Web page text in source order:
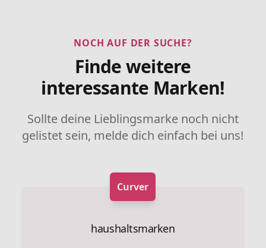
NOCH AUF DER SUCHE?
Finde weitere
interessante Marken!
Sollte deine Lieblingsmarke noch nicht
gelistet sein, melde dich einfach bei uns!
Curver
haushaltsmarken